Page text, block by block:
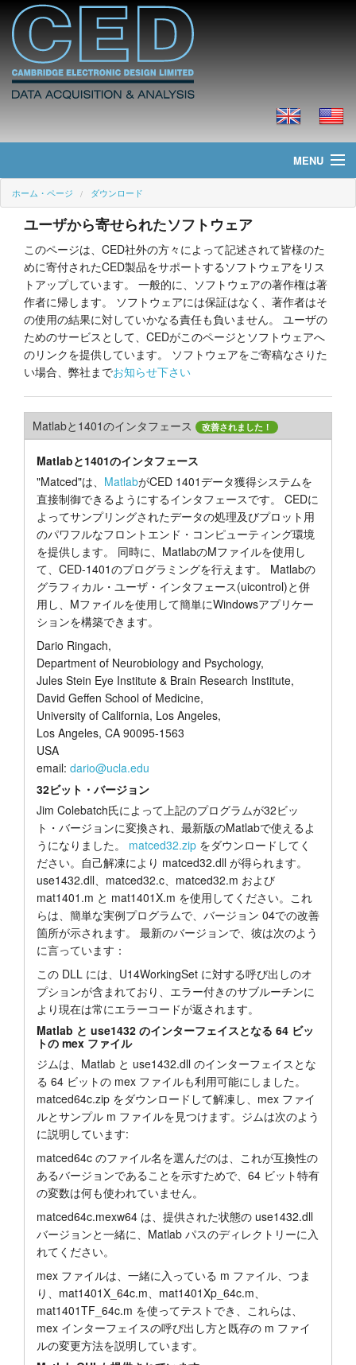
MENU
ホーム・ページ
ニュース
製品
価格
ダウンロード
チュートリアル
サポート
ホーム・ページ ダウンロード
ユーザから寄せられたソフトウェア
このページは、CED社外の方々によって記述されて皆様のた
めに寄付されたCED製品をサポートするソフトウェアをリス
トアップしています。 一般的に、ソフトウェアの著作権は著
作者に帰します。 ソフトウェアには保証はなく、著作者はそ
の使用の結果に対していかなる責任も負いません。 ユーザの
ためのサービスとして、CEDがこのページとソフトウェアへ
のリンクを提供しています。 ソフトウェアをご寄稿なさりた
い場合、弊社までお知らせ下さい
Matlabと1401のインタフェース 改善されました！
Matlabと1401のインタフェース
"Matced"は、 MatlabがCED 1401データ獲得システムを
直接制御できるようにするインタフェースです。 CEDに
よってサンプリングされたデータの処理及びプロット用
のパワフルなフロントエンド・コンピューティング環境
を提供します。 同時に、MatlabのMファイルを使用し
て、CED-1401のプログラミングを行えます。 Matlabの
グラフィカル・ユーザ・インタフェース(uicontrol)と併
用し、Mファイルを使用して簡単にWindowsアプリケー
ションを構築できます。
Dario Ringach,
Department of Neurobiology and Psychology,
Jules Stein Eye Institute & Brain Research Institute,
David Geffen School of Medicine,
University of California, Los Angeles,
Los Angeles, CA 90095-1563
USA
email: dario@ucla.edu
32ビット・バージョン
Jim Colebatch氏によって上記のプログラムが32ビッ
ト・バージョンに変換され、最新版のMatlabで使えるよ
うになりました。 matced32.zip をダウンロードしてく
ださい。自己解凍により matced32.dll が得られます。
use1432.dll、matced32.c、matced32.m および
mat1401.m と mat1401X.m を使用してください。これ
らは、簡単な実例プログラムで、バージョン 04での改善
箇所が示されます。 最新のバージョンで、彼は次のよう
に言っています：
この DLL には、U14WorkingSet に対する呼び出しのオ
プションが含まれており、エラー付きのサブルーチンに
より現在は常にエラーコードが返されます。
Matlab と use1432 のインターフェイスとなる 64 ビッ
トの mex ファイル
ジムは、Matlab と use1432.dll のインターフェイスとな
る 64 ビットの mex ファイルも利用可能にしました。
matced64c.zip をダウンロードして解凍し、mex ファイ
ルとサンプル m ファイルを見つけます。ジムは次のよう
に説明しています:
matced64c のファイル名を選んだのは、これが互換性の
あるバージョンであることを示すためで、64 ビット特有
の変数は何も使われていません。
matced64c.mexw64 は、提供された状態の use1432.dll
バージョンと一緒に、Matlab パスのディレクトリーに入
れてください。
mex ファイルは、一緒に入っている m ファイル、つま
り、mat1401X_64c.m、mat1401Xp_64c.m、
mat1401TF_64c.m を使ってテストでき、これらは、
mex インターフェイスの呼び出し方と既存の m ファイ
ルの変更方法を説明しています。